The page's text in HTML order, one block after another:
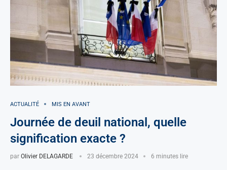
ACTUALITÉ MIS EN AVANT
Journée de deuil national, quelle
signification exacte ?
par Olivier DELAGARDE 23 décembre 2024 6 minutes lire